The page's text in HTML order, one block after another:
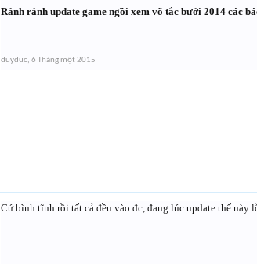
Rảnh rảnh update game ngồi xem võ tắc bưởi 2014 các
duyduc, 6 Tháng một 2015
Cứ bình tĩnh rồi tất cả đều vào đc, đang lúc update thế